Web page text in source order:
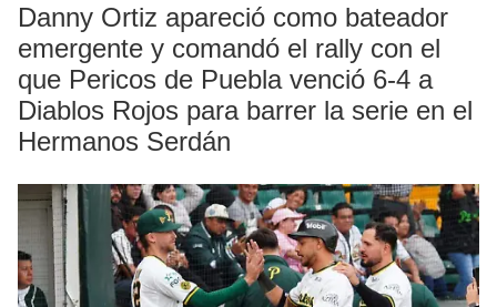
Danny Ortiz apareció como bateador
emergente y comandó el rally con el
que Pericos de Puebla venció 6-4 a
Diablos Rojos para barrer la serie en el
Hermanos Serdán